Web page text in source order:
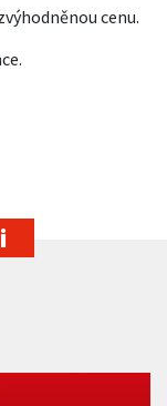
cenu.